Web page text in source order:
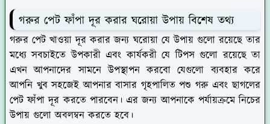
গরুর পেট ফাঁপা দূর করার ঘরোয়া উপায় বিশেষ তথ্য
গরুর পেট খাওয়া দূর করার জন্য ঘরোয়া যে উপায় গুলো রয়েছে তার
মধ্যে সবচাইতে উপকারী এবং কার্যকরী যে টিপস গুলো রয়েছে তা
এখন আপনাদের সামনে উপস্থাপন করবো যেগুলো ব্যবহার করে
আপনি খুব সহজেই আপনার বাসার গৃহপালিত পশু গরু এবং ছাগলের
পেট ফাঁপা দূর করতে পারবেন। এর জন্য আপনাকে পর্যায়ক্রমে নিচের
উপায় গুলো অবলম্বন করতে হবে।